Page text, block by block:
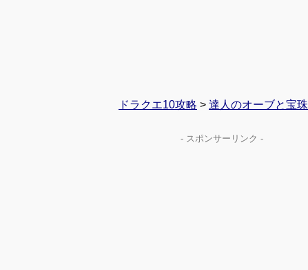
ドラクエ10攻略 > 達人のオーブと宝珠
- スポンサーリンク -